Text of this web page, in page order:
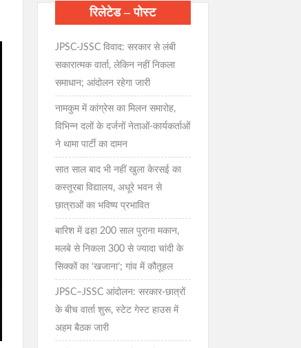
रिलेटेड – पोस्ट
JPSC-JSSC विवाद: सरकार से लंबी
सकारात्मक वार्ता, लेकिन नहीं निकला
समाधान; आंदोलन रहेगा जारी
नामकुम में कांग्रेस का मिलन समारोह,
विभिन्न दलों के दर्जनों नेताओं-कार्यकर्ताओं
ने थामा पार्टी का दामन
सात साल बाद भी नहीं खुला केरसई का
कस्तूरबा विद्यालय, अधूरे भवन से
छात्राओं का भविष्य प्रभावित
बारिश में ढहा 200 साल पुराना मकान,
मलबे से निकला 300 से ज्यादा चांदी के
सिक्कों का ‘खजाना’; गांव में कौतूहल
JPSC–JSSC आंदोलन: सरकार-छात्रों
के बीच वार्ता शुरू, स्टेट गेस्ट हाउस में
अहम बैठक जारी